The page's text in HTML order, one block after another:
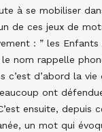
à se mobiliser
de ces jeux de
: ” les Enfants
nom rappelle
c’est d’abord la
ont
ensuite, depuis
un mot qui